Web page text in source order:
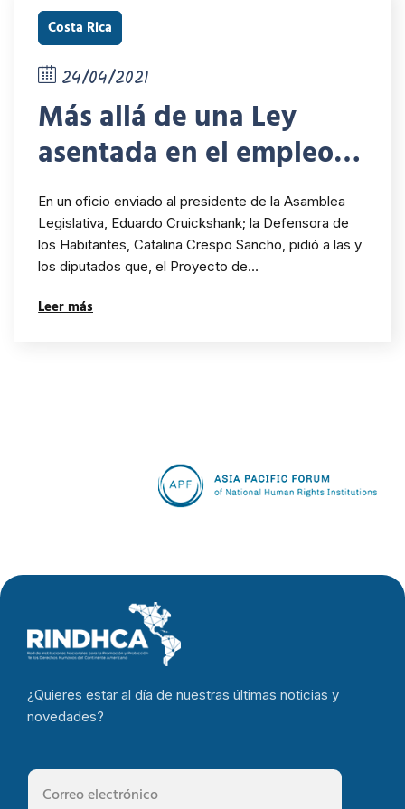
de ley que regulará la
interrupción legal
voluntaria del embarazo
Costa Rica
24/04/2021
Más allá de una Ley
asentada en el empleo
público; Defensoría
reclama por una Ley de
Modernización del
Servicio Público en favor
En un oficio enviado al presidente de la Asamblea
Legislativa, Eduardo Cruickshank; la Defensora de
los Habitantes, Catalina Crespo Sancho, pidió a las y
los diputados que, el Proyecto de…
Leer más
¿Quieres estar al día de nuestras últimas noticias y
novedades?